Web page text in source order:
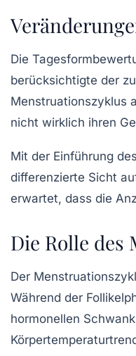
Die
berücksichtigte der
Menstruationszyklus
nicht wirklich ihren
Mit der Einführung
differenzierte Sicht
erwartet, dass die
Die Rolle des
Der
Während der
hormonellen